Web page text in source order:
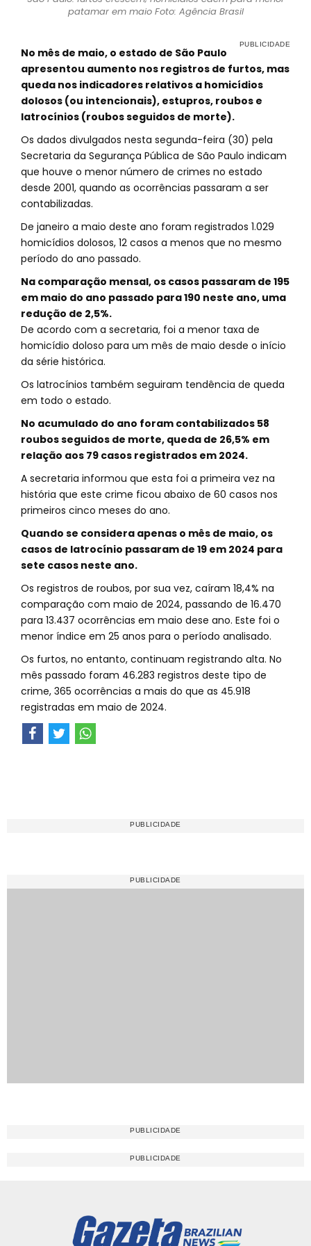
patamar em maio Foto: Agência Brasil
No mês de maio, o estado de São Paulo
apresentou aumento nos registros de furtos, mas
queda nos indicadores relativos a homicídios
dolosos (ou intencionais), estupros, roubos e
latrocínios (roubos seguidos de morte).
Os dados divulgados nesta segunda-feira (30) pela
Secretaria da Segurança Pública de São Paulo indicam
que houve o menor número de crimes no estado
desde 2001, quando as ocorrências passaram a ser
contabilizadas.
De janeiro a maio deste ano foram registrados 1.029
homicídios dolosos, 12 casos a menos que no mesmo
período do ano passado.
Na comparação mensal, os casos passaram de 195
em maio do ano passado para 190 neste ano, uma
redução de 2,5%.
De acordo com a secretaria, foi a menor taxa de
homicídio doloso para um mês de maio desde o início
da série histórica.
Os latrocínios também seguiram tendência de queda
em todo o estado.
No acumulado do ano foram contabilizados 58
roubos seguidos de morte, queda de 26,5% em
relação aos 79 casos registrados em 2024.
A secretaria informou que esta foi a primeira vez na
história que este crime ficou abaixo de 60 casos nos
primeiros cinco meses do ano.
Quando se considera apenas o mês de maio, os
casos de latrocínio passaram de 19 em 2024 para
sete casos neste ano.
Os registros de roubos, por sua vez, caíram 18,4% na
comparação com maio de 2024, passando de 16.470
para 13.437 ocorrências em maio dese ano. Este foi o
menor índice em 25 anos para o período analisado.
Os furtos, no entanto, continuam registrando alta. No
mês passado foram 46.283 registros deste tipo de
crime, 365 ocorrências a mais do que as 45.918
registradas em maio de 2024.